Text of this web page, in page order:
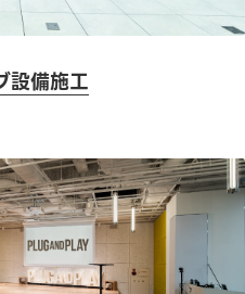
設備施工
音響設備施工